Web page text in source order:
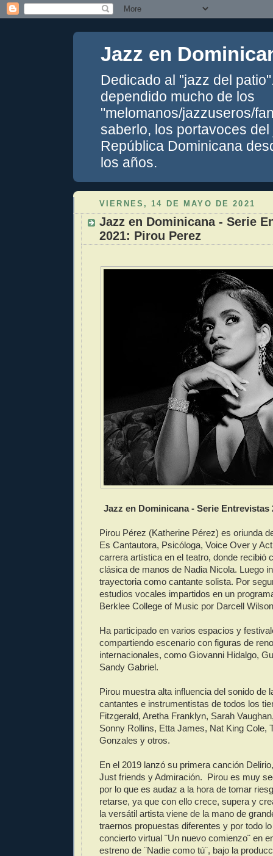
Jazz en
Dedicado al "jazz del
dependido mucho de los
"melomanos/jazzuseros/
saberlo, los portavoces
República Dominicana
los años.
VIERNES, 14 DE MAYO DE 2021
Jazz en Dominicana - Serie
2021: Pirou Perez
Jazz en Dominicana - Serie Entrevistas
Pirou Pérez (Katherine Pérez) es oriunda
Es Cantautora, Psicóloga, Voice Over y
carrera artística en el teatro, donde recibió
clásica de manos de Nadia Nicola. Luego
trayectoria como cantante solista. Por
estudios vocales impartidos en un
Berklee College of Music por Darcell
Ha participado en varios espacios y
compartiendo escenario con figuras de
internacionales, como Giovanni Hidalgo,
Sandy Gabriel.
Pirou muestra alta influencia del sonido de
cantantes e instrumentistas de todos los
Fitzgerald, Aretha Franklyn, Sarah
Sonny Rollins, Etta James, Nat King Cole,
Gonzales y otros.
En el 2019 lanzó su primera canción
Just friends y Admiración. Pirou es muy
por lo que es audaz a la hora de tomar
retarse, ya que con ello crece, supera y
la versátil artista viene de la mano de
traernos propuestas diferentes y por todo
concierto virtual ¨Un nuevo comienzo¨ en
estreno de ¨Nadie como tú¨, bajo la